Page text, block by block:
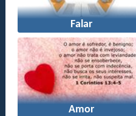
Falar
Amor